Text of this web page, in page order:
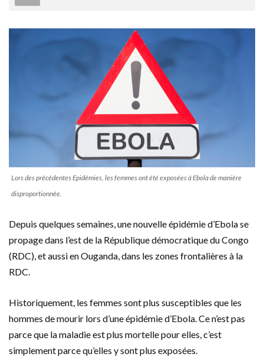
Lors des précédentes Epidémies, les femmes ont été exposées à Ebola de manière
disproportionnée.
Depuis quelques semaines, une nouvelle épidémie d’Ebola se
propage dans l’est de la République démocratique du Congo
(RDC), et aussi en Ouganda, dans les zones frontalières à la
RDC.
Historiquement, les femmes sont plus susceptibles que les
hommes de mourir lors d’une épidémie d’Ebola. Ce n’est pas
parce que la maladie est plus mortelle pour elles, c’est
simplement parce qu’elles y sont plus exposées.